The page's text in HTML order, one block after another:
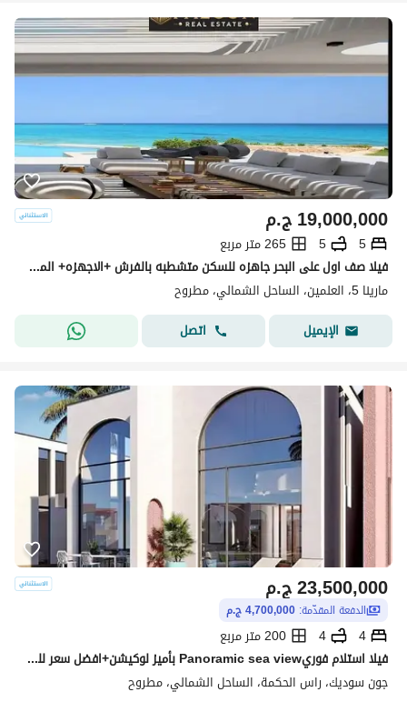
ج.م19,000,000
5
5
265 متر مربع
فيلا صف اول على البحر جاهزه للسكن متشطبه بالفرش +الاجهزه+ المطبخ+التكييفات في مارينا 5 marina5 الساحل الشمالي قبل لسان الوزراء بجوارRixos
مارينا 5، العلمين، الساحل الشمالي، مطروح
الإيميل
اتصل
ج.م23,500,000
الدفعة المقدّمة: 4,700,000 ج.م
4
4
200 متر مربع
فيلا استلام فوريPanoramic sea view بأميز لوكيشن+افضل سعر للبيع في جون سوديك June sodic الساحل الشمالي راس الحكمه بجوار فوكا باى وماونتن فيو وLavista
جون سوديك، راس الحكمة، الساحل الشمالي، مطروح